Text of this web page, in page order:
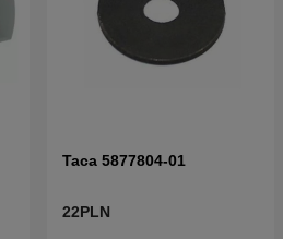
Taca 5877804-01
22PLN